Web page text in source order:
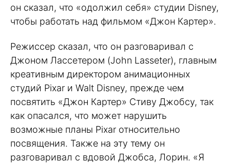
он сказал, что «одолжил себя» студии Disney,
чтобы работать над фильмом «Джон Картер».
Режиссер сказал, что он разговаривал с
Джоном Лассетером (John Lasseter), главным
креативным директором анимационных
студий Pixar и Walt Disney, прежде чем
посвятить «Джон Картер» Стиву Джобсу, так
как опасался, что может нарушить
возможные планы Pixar относительно
посвящения. Также на эту тему он
разговаривал с вдовой Джобса, Лорин. «Я